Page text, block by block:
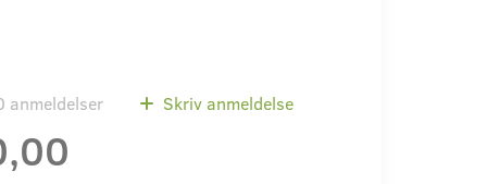
anmeldelser Skriv anmeldelse